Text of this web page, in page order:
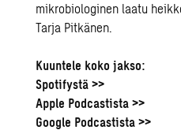
mikrobiologinen laatu
Tarja Pitkänen.
Kuuntele koko jakso:
Spotifystä >>
Apple Podcastista >>
Google Podcastista >>